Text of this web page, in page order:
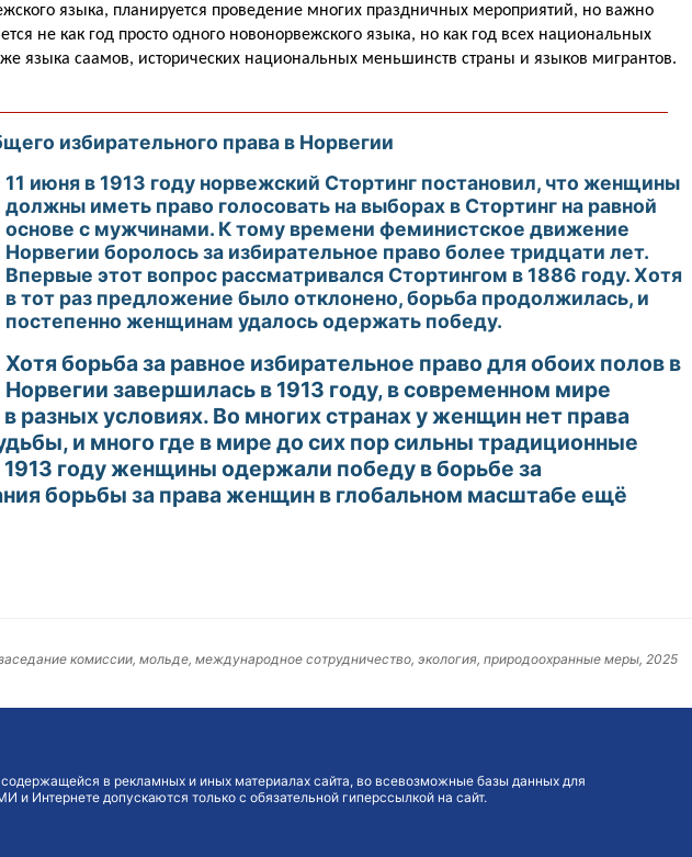
языка, планируется проведение многих праздничных мероприятий, но важно
не как год просто одного новонорвежского языка, но как год всех национальных
языка саамов, исторических национальных меньшинств страны и языков мигрантов.
избирательного права в Норвегии
11 июня в 1913 году норвежский Стортинг постановил, что женщины
должны иметь право голосовать на выборах в Стортинг на равной
основе с мужчинами. К тому времени феминистское движение
Норвегии боролось за избирательное право более тридцати лет.
Впервые этот вопрос рассматривался Стортингом в 1886 году. Хотя
в тот раз предложение было отклонено, борьба продолжилась, и
постепенно женщинам удалось одержать победу.
Хотя борьба за равное избирательное право для обоих полов в
Норвегии завершилась в 1913 году, в современном мире
условиях. Во многих странах у женщин нет права
и много где в мире до сих пор сильны традиционные
году женщины одержали победу в борьбе за
борьбы за права женщин в глобальном масштабе ещё
комиссии, мольде, международное сотрудничество, экология, природоохранные меры, 2025
в рекламных и иных материалах сайта, во всевозможные базы данных для
Интернете допускаются только с обязательной гиперссылкой на сайт.